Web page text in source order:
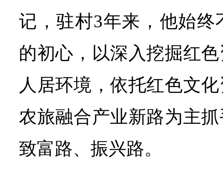
记，驻村3年来，他始
的初心，以深入挖掘红
人居环境，依托红色文
农旅融合产业新路为主
致富路、振兴路。